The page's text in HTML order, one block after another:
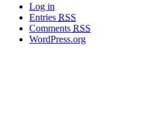
Log in
Entries RSS
Comments RSS
WordPress.org